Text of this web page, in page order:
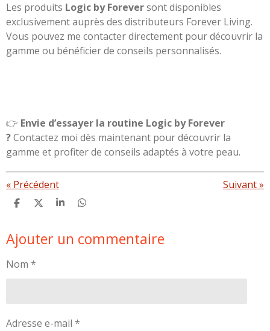
Les produits Logic by Foreversont disponibles
exclusivement auprès des distributeurs Forever Living.
Vous pouvez me contacter directement pour découvrir la
gamme ou bénéficier de conseils personnalisés.
👉 Envie d’essayer la routine Logic by Forever
?Contactez moi dès maintenant pour découvrir la
gamme et profiter de conseils adaptés à votre peau.
« Précédent Suivant»
P
t
a
e
P
t
a
P
t
a
P
t
a
Ajouter un commentaire
Nom *
Adresse e-mail *